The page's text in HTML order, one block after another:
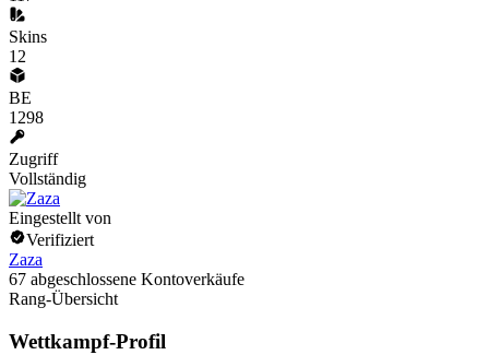
Skins
12
BE
1298
Zugriff
Vollständig
Eingestellt von
Verifiziert
Zaza
67 abgeschlossene Kontoverkäufe
Rang-Übersicht
Wettkampf-Profil